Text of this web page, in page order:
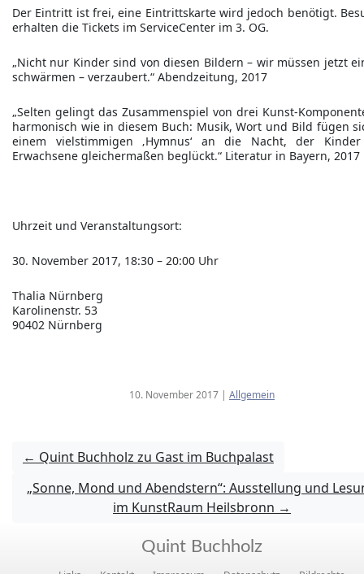
Der Eintritt ist frei, eine Eintrittskarte wird jedoch benötigt.
erhalten die Tickets im ServiceCenter im 3. OG.
„Nicht nur Kinder sind von diesen Bildern – wir müssen jetzt
schwärmen – verzaubert.“ Abendzeitung, 2017
„Selten gelingt das Zusammenspiel von drei Kunst-
harmonisch wie in diesem Buch: Musik, Wort und Bild fügen
einem vielstimmigen ‚Hymnus‘ an die Nacht, der
Erwachsene gleichermaßen beglückt.“ Literatur in Bayern, 2017
Uhrzeit und Veranstaltungsort:
30. November 2017, 18:30 – 20:00 Uhr
Thalia Nürnberg
Karolinenstr. 53
90402 Nürnberg
10. November 2017 | Allgemein
← Quint Buchholz zu Gast im Buchpalast
„Sonne, Mond und Abendstern“: Ausstellung und
im KunstRaum Heilsbronn →
Quint Buchholz